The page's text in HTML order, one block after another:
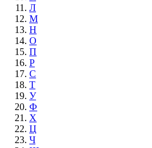
Л
М
Н
О
П
Р
С
Т
У
Ф
Х
Ц
Ч